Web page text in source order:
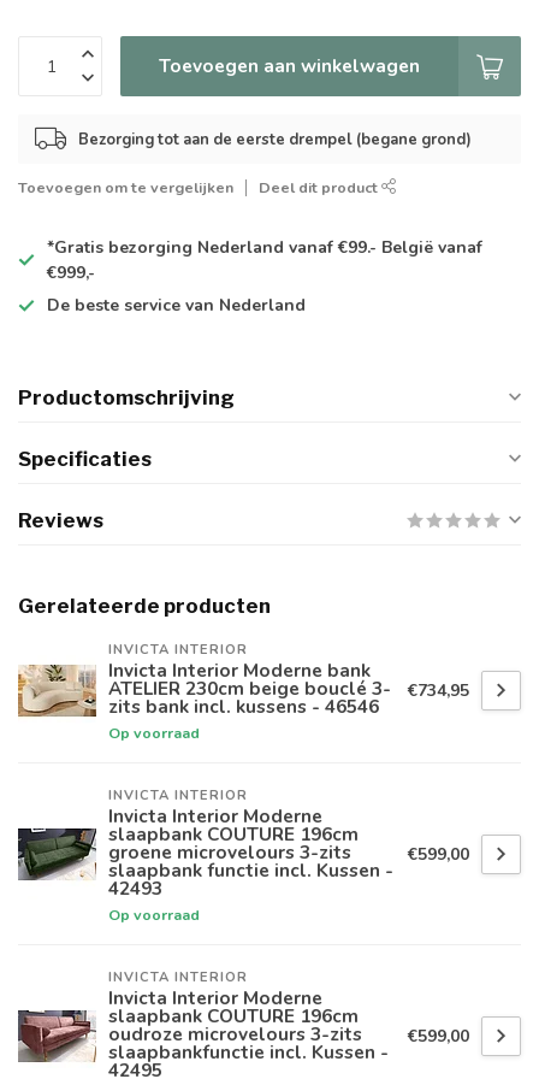
Toevoegen aan winkelwagen
Bezorging tot aan de eerste drempel (begane grond)
Toevoegen om te vergelijken Deel dit product
*Gratis bezorging Nederland vanaf €99.- België vanaf
€999,-
De beste service van Nederland
Productomschrijving
Specificaties
Reviews
Gerelateerde producten
INVICTA INTERIOR
Invicta Interior Moderne bank
ATELIER 230cm beige bouclé 3-
zits bank incl. kussens - 46546
Op voorraad
€734,95
INVICTA INTERIOR
Invicta Interior Moderne
slaapbank COUTURE 196cm
groene microvelours 3-zits
slaapbank functie incl. Kussen -
42493
Op voorraad
€599,00
INVICTA INTERIOR
Invicta Interior Moderne
slaapbank COUTURE 196cm
oudroze microvelours 3-zits
slaapbankfunctie incl. Kussen -
42495
€599,00